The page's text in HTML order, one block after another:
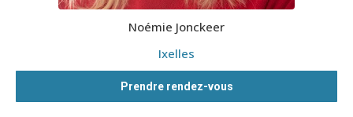
Noémie Jonckeer
Ixelles
Prendre rendez-vous